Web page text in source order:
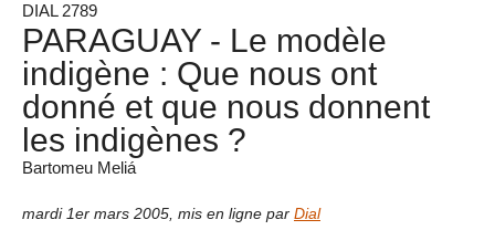
DIAL 2789
PARAGUAY - Le modèle
indigène : Que nous ont
donné et que nous donnent
les indigènes ?
Bartomeu Meliá
mardi 1er mars 2005 mis en ligne par Dial